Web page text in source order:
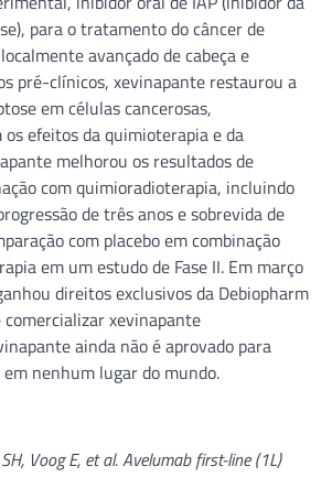
para o tratamento do câncer de
avançado de cabeça e
pré-clínicos, xevinapante restaurou a
em células cancerosas,
efeitos da quimioterapia e da
melhorou os resultados de
com quimioradioterapia, incluindo
de três anos e sobrevida de
com placebo em combinação
em um estudo de Fase II. Em março
direitos exclusivos da Debiopharm
xevinapante
ainda não é aprovado para
nenhum lugar do mundo.
Voog E, et al. Avelumab first-line (1L)